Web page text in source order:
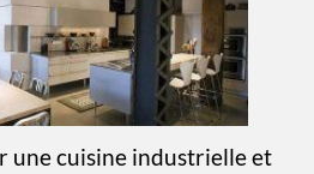
une cuisine industrielle et